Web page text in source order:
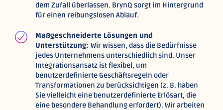
dem Zufall überlassen. BrynQ sorgt im Hintergrund
für einen reibungslosen Ablauf.
Maßgeschneiderte Lösungen und
Unterstützung:Wir wissen, dass die Bedürfnisse
jedes Unternehmens unterschiedlich sind. Unser
Integrationsansatz ist flexibel, um
benutzerdefinierte Geschäftsregeln oder
Transformationen zu berücksichtigen (z. B. haben
Sie vielleicht eine benutzerdefinierte Erlösart, die
eine besondere Behandlung erfordert). Wir arbeiten